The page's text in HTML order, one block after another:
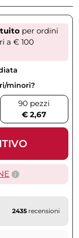
per ordini
a € 100
minori?
90 pezzi
€ 2,67
2435 recensioni